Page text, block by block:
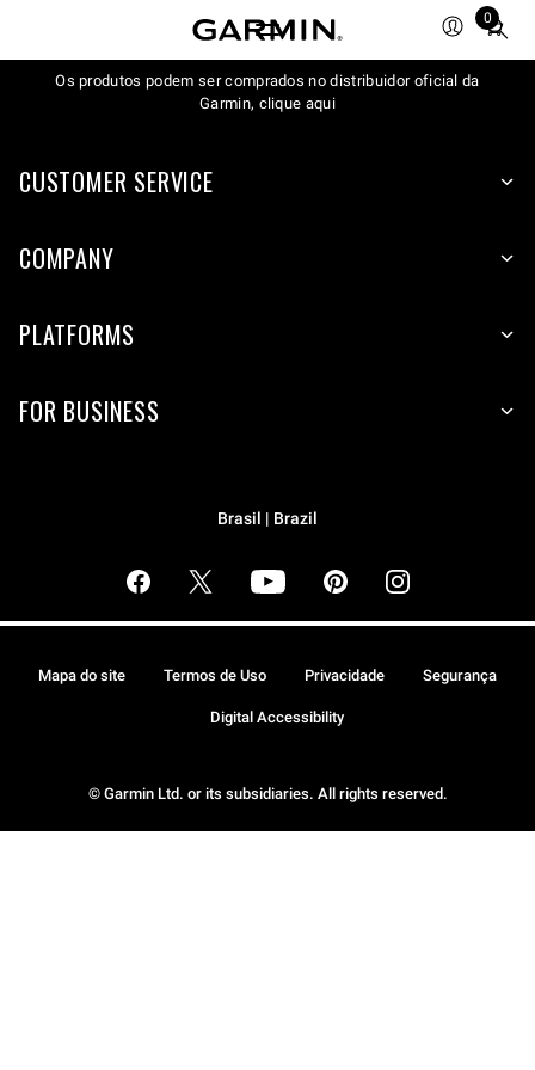
0
Total
in
Os produtos podem ser comprados no distribuidor oficial da
Garmin, clique aqui
CUSTOMER SERVICE
COMPANY
PLATFORMS
FOR BUSINESS
Brasil | Brazil
© Garmin Ltd. or its subsidiaries. All rights reserved.
Mapa do site Termos de Uso Privacidade Segurança
Digital Accessibility